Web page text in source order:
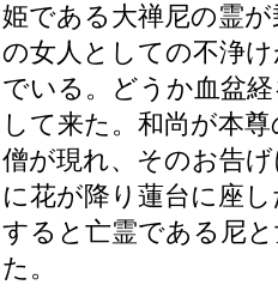
姫である大禅尼の霊
の女人としての不浄
でいる。どうか血盆
して来た。和尚が本
僧が現れ、そのお告
に花が降り蓮台に座
すると亡霊である尼
た。